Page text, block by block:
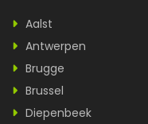
Aalst
Antwerpen
Brugge
Brussel
Diepenbeek